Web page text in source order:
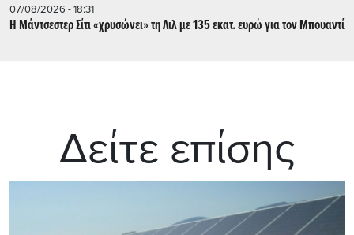
07/08/2026 - 18:31
Η Μάντσεστερ Σίτι «χρυσώνει» τη Λιλ με 135 εκατ. ευρώ για τον Μπουαντί
Δείτε επίσης